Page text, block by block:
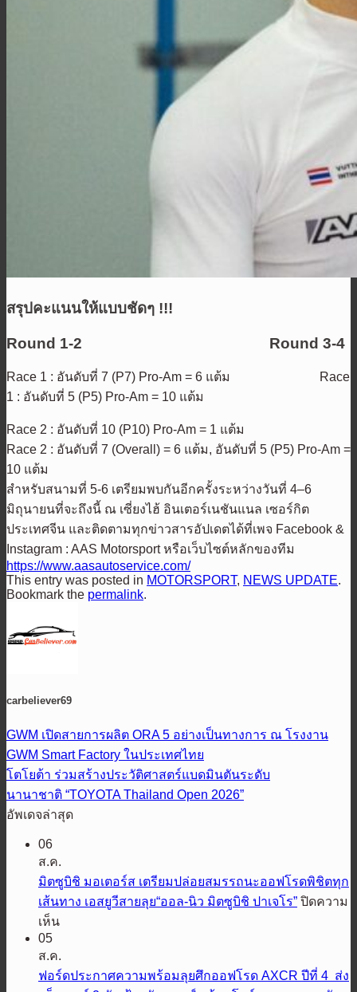
สรุปคะแนนให้แบบชัดๆ !!!
Round 1-2 Round 3-4
Race 1 : อันดับที่ 7 (P7) Pro-Am = 6 แต้ม Race
1 : อันดับที่ 5 (P5) Pro-Am = 10 แต้ม
Race 2 : อันดับที่ 10 (P10) Pro-Am = 1 แต้ม
Race 2 : อันดับที่ 7 (Overall) = 6 แต้ม, อันดับที่ 5 (P5) Pro-Am =
10 แต้ม
สำหรับสนามที่ 5-6 เตรียมพบกันอีกครั้งระหว่างวันที่ 4–6
มิถุนายนที่จะถึงนี้ ณ เซี่ยงไฮ้ อินเตอร์เนชันแนล เซอร์กิต
ประเทศจีน และติดตามทุกข่าวสารอัปเดตได้ที่เพจ Facebook &
Instagram : AAS Motorsport หรือเว็บไซต์หลักของทีม
https://www.aasautoservice.com/
This entry was posted in MOTORSPORT, NEWS UPDATE.
Bookmark the permalink.
carbeliever69
GWM เปิดสายการผลิต ORA 5 อย่างเป็นทางการ ณ โรงงาน
GWM Smart Factory ในประเทศไทย
โตโยต้า ร่วมสร้างประวัติศาสตร์แบดมินตันระดับ
นานาชาติ “TOYOTA Thailand Open 2026”
อัพเดจล่าสุด
06
ส.ค.
มิตซูบิชิ มอเตอร์ส เตรียมปล่อยสมรรถนะออฟโรดพิชิตทุก
เส้นทาง เอสยูวีสายลุย“ออล-นิว มิตซูบิชิ ปาเจโร” ปิดความ
เห็นบน
ซู
บิชิ
05
ส.ค.
ฟอร์ดประกาศความพร้อมลุยศึกออฟโรด AXCR ปีที่ 4 ส่ง